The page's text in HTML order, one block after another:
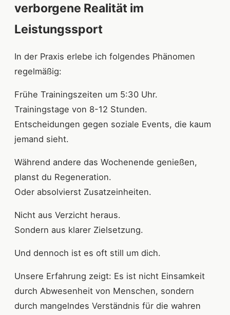
verborgene Realität im
Leistungssport
In der Praxis erlebe ich folgendes Phänomen
regelmäßig:
Frühe Trainingszeiten um 5:30 Uhr.
Trainingstage von 8-12 Stunden.
Entscheidungen gegen soziale Events, die kaum
jemand sieht.
Während andere das Wochenende genießen,
planst du Regeneration.
Oder absolvierst Zusatzeinheiten.
Nicht aus Verzicht heraus.
Sondern aus klarer Zielsetzung.
Und dennoch ist es oft still um dich.
Unsere Erfahrung zeigt: Es ist nicht Einsamkeit
durch Abwesenheit von Menschen, sondern
durch mangelndes Verständnis für die wahren